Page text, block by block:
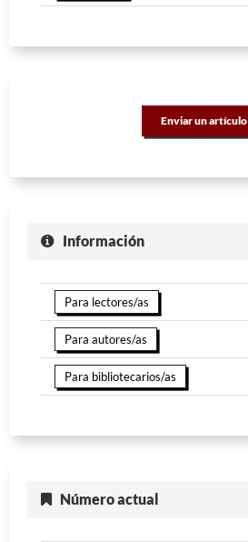
Enviar un artículo
Información
Para lectores/as
Para autores/as
Para bibliotecarios/as
Número actual